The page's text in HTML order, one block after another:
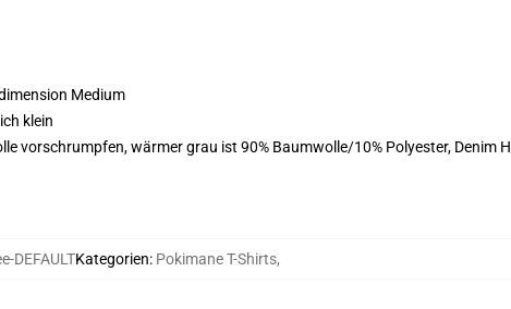
Medium
klein
vorschrumpfen, wärmer grau ist 90% Baumwolle/10% Polyester, Denim
DEFAULTKategorien: Pokimane T-Shirts,